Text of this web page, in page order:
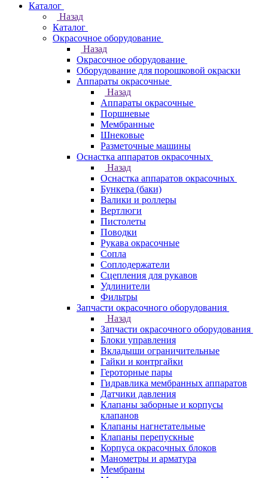
Каталог
Назад
Каталог
Окрасочное оборудование
Назад
Окрасочное оборудование
Оборудование для порошковой окраски
Аппараты окрасочные
Назад
Аппараты окрасочные
Поршневые
Мембранные
Шнековые
Разметочные машины
Оснастка аппаратов окрасочных
Назад
Оснастка аппаратов окрасочных
Бункера (баки)
Валики и роллеры
Вертлюги
Пистолеты
Поводки
Рукава окрасочные
Сопла
Соплодержатели
Сцепления для рукавов
Удлинители
Фильтры
Запчасти окрасочного оборудования
Назад
Запчасти окрасочного оборудования
Блоки управления
Вкладыши ограничительные
Гайки и контргайки
Героторные пары
Гидравлика мембранных аппаратов
Датчики давления
Клапаны заборные и корпусы
клапанов
Клапаны нагнетательные
Клапаны перепускные
Корпуса окрасочных блоков
Манометры и арматура
Мембраны